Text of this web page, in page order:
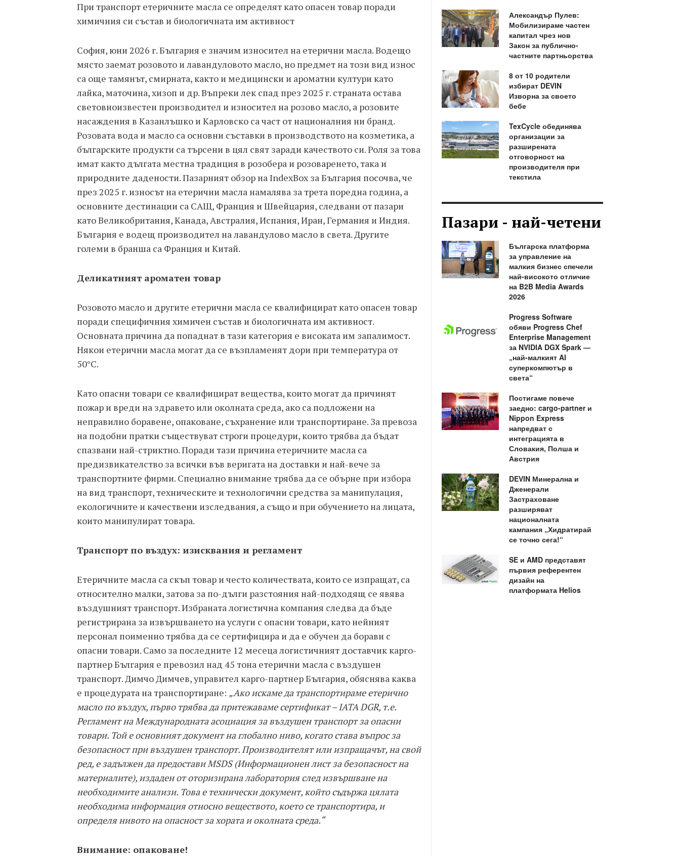
При транспорт етеричните масла се определят като опасен товар поради
химичния си състав и биологичната им активност
София, юни 2026 г. България е значим износител на етерични масла. Водещо
място заемат розовото и лавандуловото масло, но предмет на този вид износ
са още тамянът, смирната, както и медицински и ароматни култури като
лайка, маточина, хизоп и др. Въпреки лек спад през 2025 г. страната остава
световноизвестен производител и износител на розово масло, а розовите
насаждения в Казанлъшко и Карловско са част от националния ни бранд.
Розовата вода и масло са основни съставки в производството на козметика, а
българските продукти са търсени в цял свят заради качеството си. Роля за това
имат както дългата местна традиция в розобера и розоваренето, така и
природните дадености. Пазарният обзор на IndexBox за България посочва, че
през 2025 г. износът на етерични масла намалява за трета поредна година, а
основните дестинации са САЩ, Франция и Швейцария, следвани от пазари
като Великобритания, Канада, Австралия, Испания, Иран, Германия и Индия.
България е водещ производител на лавандулово масло в света. Другите
големи в бранша са Франция и Китай.
Деликатният ароматен товар
Розовото масло и другите етерични масла се квалифицират като опасен товар
поради специфичния химичен състав и биологичната им активност.
Основната причина да попаднат в тази категория е високата им запалимост.
Някои етерични масла могат да се възпламенят дори при температура от
50°C.
Като опасни товари се квалифицират вещества, които могат да причинят
пожар и вреди на здравето или околната среда, ако са подложени на
неправилно боравене, опаковане, съхранение или транспортиране. За превоза
на подобни пратки съществуват строги процедури, които трябва да бъдат
спазвани най-стриктно. Поради тази причина етеричните масла са
предизвикателство за всички във веригата на доставки и най-вече за
транспортните фирми. Специално внимание трябва да се обърне при избора
на вид транспорт, техническите и технологични средства за манипулация,
екологичните и качествени изследвания, а също и при обучението на лицата,
които манипулират товара.
Транспорт по въздух: изисквания и регламент
Етеричните масла са скъп товар и често количествата, които се изпращат, са
относително малки, затова за по-дълги разстояния най-подходящ се явява
въздушният транспорт. Избраната логистична компания следва да бъде
регистрирана за извършването на услуги с опасни товари, като нейният
персонал поименно трябва да се сертифицира и да е обучен да борави с
опасни товари. Само за последните 12 месеца логистичният доставчик карго-
партнер България е превозил над 45 тона етерични масла с въздушен
транспорт. Димчо Димчев, управител карго-партнер България, обяснява каква
е процедурата на транспортиране: „Ако искаме да транспортираме етерично
масло по въздух, първо трябва да притежаваме сертификат – IATA DGR, т.е.
Регламент на Международната асоциация за въздушен транспорт за опасни
товари. Той е основният документ на глобално ниво, когато става въпрос за
безопасност при въздушен транспорт. Производителят или изпращачът, на свой
ред, е задължен да предостави MSDS (Информационен лист за безопасност на
материалите), издаден от оторизирана лаборатория след извършване на
необходимите анализи. Това е технически документ, който съдържа цялата
необходима информация относно веществото, което се транспортира, и
определя нивото на опасност за хората и околната среда.“
Внимание: опаковане!
Александър Пулев:
Мобилизираме частен
капитал чрез нов
Закон за публично-
частните партньорства
8 от 10 родители
избират DEVIN
Изворна за своето
бебе
TexCycle обединява
организации за
разширената
отговорност на
производителя при
текстила
Пазари - най-четени
Българска платформа
за управление на
малкия бизнес спечели
най-високото отличие
на B2B Media Awards
2026
Progress Software
обяви Progress Chef
Enterprise Management
за NVIDIA DGX Spark —
„най-малкият AI
суперкомпютър в
света“
Постигаме повече
заедно: cargo-partner и
Nippon Express
напредват с
интеграцията в
Словакия, Полша и
Австрия
DEVIN Минерална и
Дженерали
Застраховане
разширяват
националната
кампания „Хидратирай
се точно сега!“
SE и AMD представят
първия референтен
дизайн на
платформата Helios